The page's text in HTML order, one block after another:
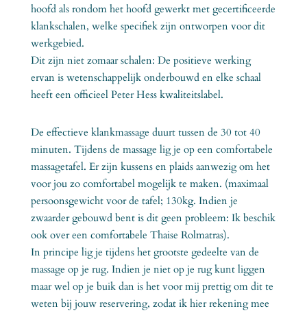
hoofd als rondom het hoofd gewerkt met gecertificeerde
klankschalen, welke specifiek zijn ontworpen voor dit
werkgebied.
Dit zijn niet zomaar schalen: De positieve werking
ervan is wetenschappelijk onderbouwd en elke schaal
heeft een officieel Peter Hess kwaliteitslabel.
De effectieve klankmassage duurt tussen de 30 tot 40
minuten. Tijdens de massage lig je op een comfortabele
massagetafel. Er zijn kussens en plaids aanwezig om het
voor jou zo comfortabel mogelijk te maken. (maximaal
persoonsgewicht voor de tafel; 130kg. Indien je
zwaarder gebouwd bent is dit geen probleem: Ik beschik
ook over een comfortabele Thaise Rolmatras).
In principe lig je tijdens het grootste gedeelte van de
massage op je rug. Indien je niet op je rug kunt liggen
maar wel op je buik dan is het voor mij prettig om dit te
weten bij jouw reservering, zodat ik hier rekening mee